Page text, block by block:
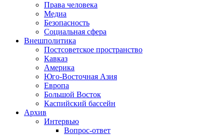
Права человека
Медиа
Безопасность
Социальная сфера
Внешполитика
Постсоветское пространство
Кавказ
Америка
Юго-Восточная Азия
Европа
Большой Восток
Каспийский бассейн
Архив
Интервью
Вопрос-ответ